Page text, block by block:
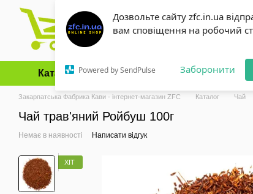
Дозвольте сайту zfc.in.ua
вам сповіщення на робочий
Powered by SendPulse Заборонити
Перейти до основного контенту
Каталог Оплата і доставка Обмін та
Закарпатська Фабрика Кави - інтернет-магазин ZFC Каталог Чай
Чай трав'яний Ройбуш 100г
Немає в наявності Написати відгук
ХІТ